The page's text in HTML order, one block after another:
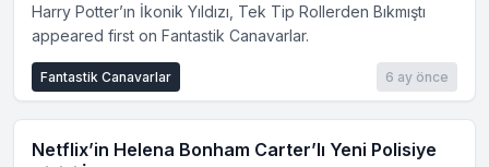
Harry Potter’ın İkonik Yıldızı, Tek Tip Rollerden Bıkmıştı
appeared first on Fantastik Canavarlar.
6 ay önce
Fantastik Canavarlar
Netflix’in Helena Bonham Carter’lı Yeni Polisiye